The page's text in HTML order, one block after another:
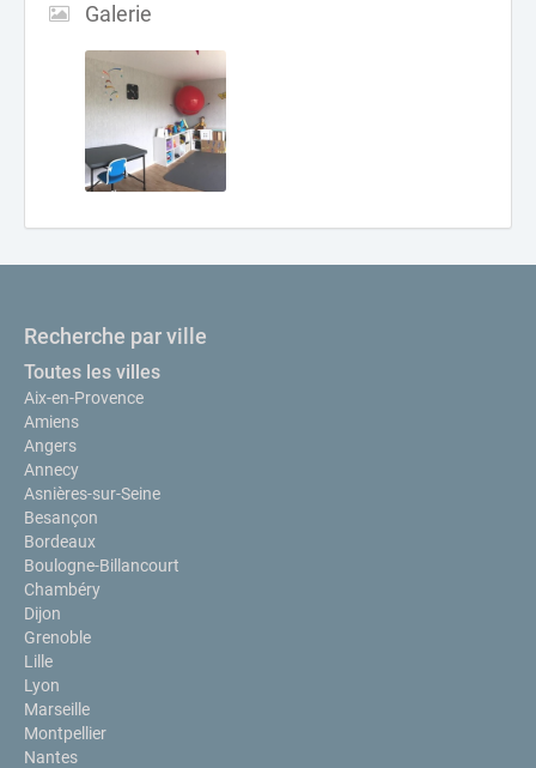
Galerie
Recherche par ville
Toutes les villes
Aix-en-Provence
Amiens
Angers
Annecy
Asnières-sur-Seine
Besançon
Bordeaux
Boulogne-Billancourt
Chambéry
Dijon
Grenoble
Lille
Lyon
Marseille
Montpellier
Nantes